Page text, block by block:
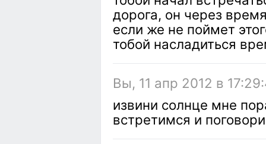
дорога, он через
если же не поймет
тобой насладиться
Вы, 11 апр 2012 в
извини солнце мне
встретимся и